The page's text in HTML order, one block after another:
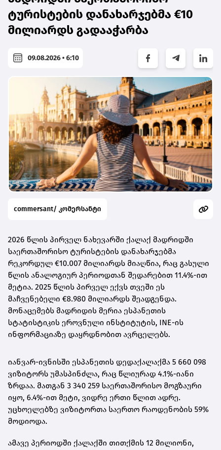
ტურისტების დანახარჯებმა €10
მილიარდს გადააჭარბა
09.08.2026 • 6:10
commersant/ კომერსანტი
2026 წლის პირველ ნახევარში ქალაქ მადრიდში
საერთაშორისო ტურისტების დანახარჯებმა
რეკორდულ €10.007 მილიარდს მიაღწია, რაც გასული
წლის ანალოგიურ პერიოდთან შედარებით 11.4%-ით
მეტია. 2025 წლის პირველ ექვს თვეში ეს
მაჩვენებელი €8.980 მილიარდს შეადგენდა.
მონაცემებს მადრიდის მერია ესპანეთის
სტატისტიკის ეროვნული ინსტიტუტის, INE-ის
ინფორმაციაზე დაყრდნობით ავრცელებს.
იანვარ-ივნისში ესპანეთის დედაქალაქმა 5 660 098
ვიზიტორს უმასპინძლა, რაც წლიურად 4.1%-იანი
ზრდაა. მათგან 3 340 259 საერთაშორისო მოგზაური
იყო, 6.4%-ით მეტი, ვიდრე ერთი წლით ადრე.
უცხოელებზე ვიზიტორთა საერთო რაოდენობის 59%
მოდიოდა.
ამავე პერიოდში ქალაქში თითქმის 12 მილიონი,